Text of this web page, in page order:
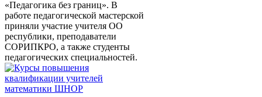
«Педагогика без границ». В
работе педагогической мастерской
приняли участие учителя ОО
республики, преподаватели
СОРИПКРО, а также студенты
педагогических специальностей.